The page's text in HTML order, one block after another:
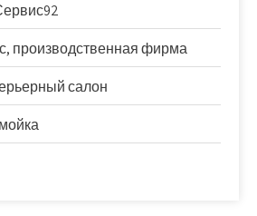
производственная фирма
салон